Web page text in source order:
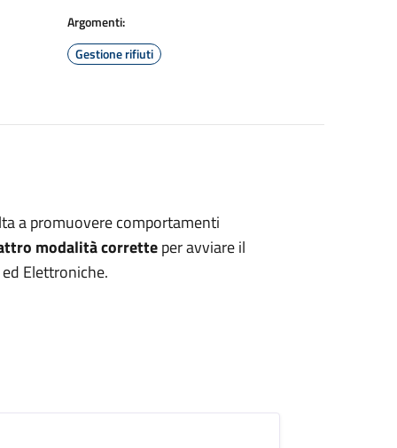
Argomenti:
Gestione rifiuti
a promuovere comportamenti
modalità corretteper avviare il
Elettroniche.